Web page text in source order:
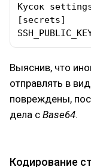
Кусок
[secrets]
Выяснив, что
отправлять в
повреждены,
дела с Base64.
Кодирование